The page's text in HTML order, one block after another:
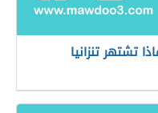
تشتهر تنزانيا